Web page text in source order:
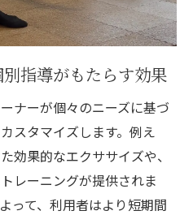
イベントやセミナーの開
と連携した健康増進活動
への対応策の提案
別相談が健康に与える影
指導がもたらす効果
ナーが個々のニーズに基づ
スタマイズします。例え
効果的なエクササイズや、
レーニングが提供されま
って、利用者はより短期間